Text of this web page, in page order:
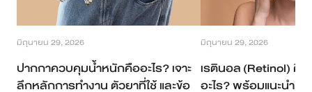
มิถุนายน 29, 2026
ปากกาควบคุมน้ำหนักคืออะไร? เจาะ
ลึกหลักการทำงาน ตัวยาที่ใช้ และข้อ
มิถุนายน 29, 2026
เรตินอล (Retinol) คือ
อะไร? พร้อมแนะนำเท